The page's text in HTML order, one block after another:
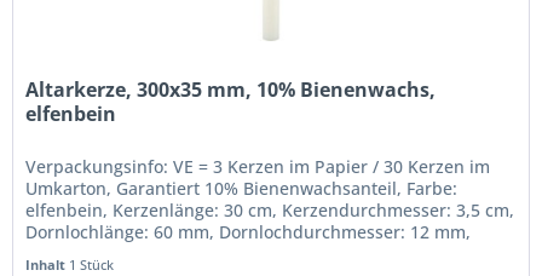
Altarkerze, 300x35 mm, 10% Bienenwachs,
elfenbein
Verpackungsinfo: VE = 3 Kerzen im Papier / 30 Kerzen im
Umkarton, Garantiert 10% Bienenwachsanteil, Farbe:
elfenbein, Kerzenlänge: 30 cm, Kerzendurchmesser: 3,5 cm,
Dornlochlänge: 60 mm, Dornlochdurchmesser: 12 mm,
Inhalt 1 Stück